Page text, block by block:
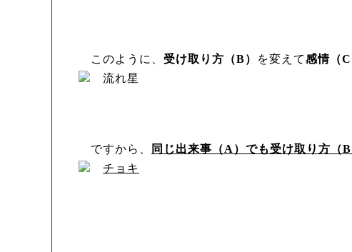
このように、 受け取り方（B） を変えて感情（C
ですから、 同じ出来事（A ）でも受け取り方（B